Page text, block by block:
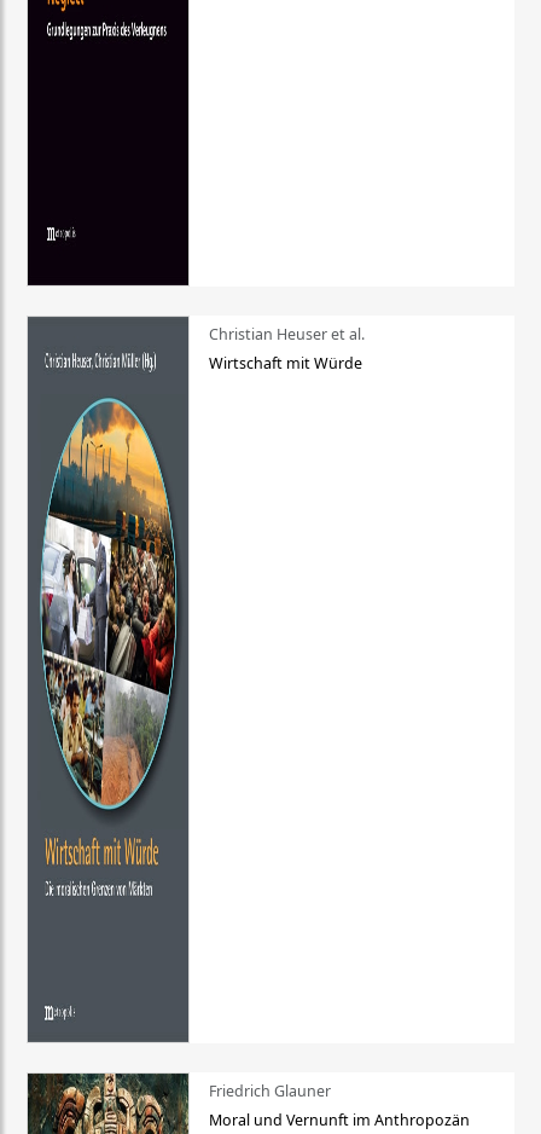
Christian Heuser et al.
Wirtschaft mit Würde
Friedrich Glauner
Moral und Vernunft im Anthropozän